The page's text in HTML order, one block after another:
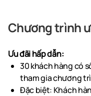
Chương trình
Ưu đãi hấp dẫn:
30 khách hàng có
tham gia chương
Đặc biệt: Khách